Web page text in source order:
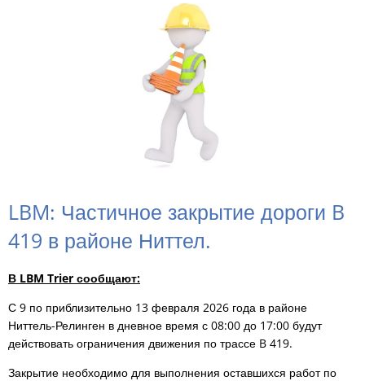
LBM: Частичное закрытие дороги B
419 в районе Ниттел.
В LBM Trier сообщают:
С 9 по приблизительно 13 февраля 2026 года в районе
Ниттель-Релинген в дневное время с 08:00 до 17:00 будут
действовать ограничения движения по трассе B 419.
Закрытие необходимо для выполнения оставшихся работ по